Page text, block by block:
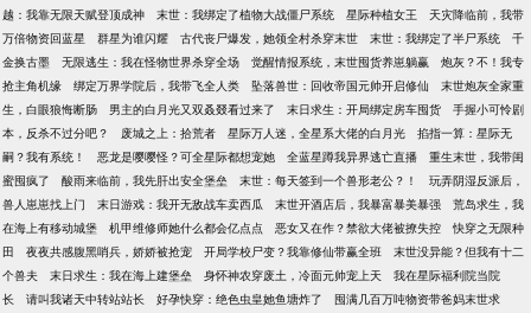
越：我靠无限天赋登顶成神
末世：我绑定了植物大战僵尸系统 星际种植女王
天灾降临前，我带
万倍物资回蓝星
群星为谁闪耀 古代丧尸爆发，她领全村杀穿末世 末世：我绑定了半尸系统
千
金换古墨
无限逃生：我在怪物世界杀穿全场 觉醒情报系统，末世囤货养崽躺赢
炮灰？不！我专
抢主角机缘
绑定万界学院后，我带飞全人类 坠落兽世：回收帝国元帅开启修仙
末世炮灰全家重
生，白眼狼悔断肠
男主的白月光又双叒叕看过来了 末日求生：开局绑定房车囤货
手握小可怜剧
本，反杀不过分吧？
废城之上：拾荒者 星际万人迷，全星系大佬的白月光
掐指一算：星际无
嗣？我有系统！
恶龙是嘤嘤怪？可全星际都想宠她 全蓝星蹲我异界逃亡直播
重生末世，我带闺
蜜囤疯了
酸雨来临前，我先肝出安全堡垒 末世：每天签到一个兽形老公？！
玩弄阴湿反派后，
兽人崽崽找上门
末日游戏：我开无敌战车卖西瓜 末世开酒店后，我暴富暴美暴强
荒岛求生，我
在海上有移动城堡
机甲维修师她什么都会亿点点 恶女又在作？禁欲大佬被撩失控
快穿之无限种
田
夜夜共感腹黑哨兵，娇娇被抢宠 开局学校尸变？我靠修仙带赢全班
末世没异能？但我有十二
个兽夫
末日求生：我在海上建堡垒 身怀神农穿废土，冷面元帅宠上天
我在星际福利院当院
长
请叫我诸天中转站站长 好孕快穿：绝色虫皇她鱼塘炸了
囤满几百万吨物资带爸妈末世求